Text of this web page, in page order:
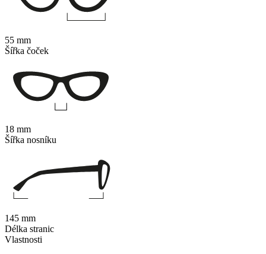
Vlastnosti
55 mm
Šířka čoček
18 mm
Šířka nosníku
145 mm
Délka stranic